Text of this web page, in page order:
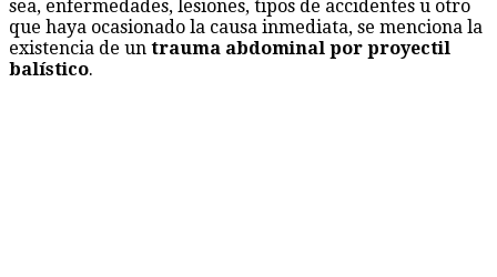
sea, enfermedades, lesiones, tipos de accidentes u otro
que haya ocasionado la causa inmediata, se menciona la
existencia de un trauma abdominal por proyectil
balístico.